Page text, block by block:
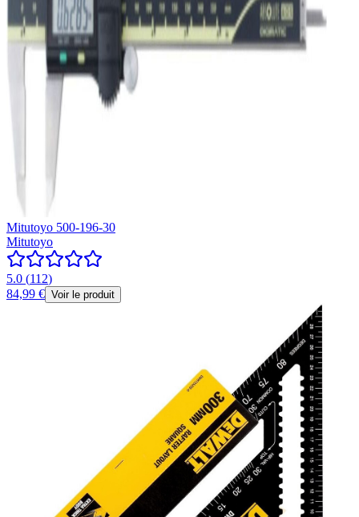
Mitutoyo 500-196-30
Mitutoyo
5.0 (112)
84,99 € Voir le produit